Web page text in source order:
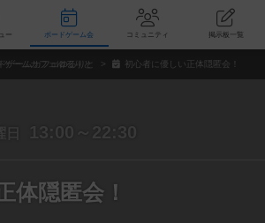
新着レビュー ボードゲーム会 コミュニティ
ゲームカフェゆるりと 初心者に優しい正体隠匿会！
日 13:00～22:30
体隠匿会！